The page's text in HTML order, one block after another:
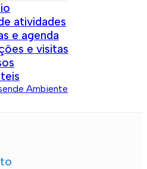
atividades
e agenda
e visitas